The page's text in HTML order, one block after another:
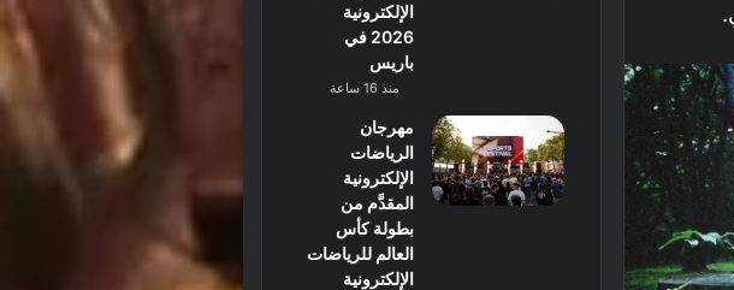
الإلكترونية
2026 في
باريس
منذ 16 ساعة
مهرجان
الرياضات
الإلكترونية
المقدَّم من
بطولة كأس
العالم للرياضات
الإلكترونية